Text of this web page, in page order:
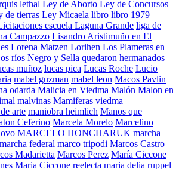
lethal Ley de Aborto Ley de Concursos
de tierras Ley Micaela libro libro 1979
escuela Laguna Grande liga de
Campazzo Lisandro Aristimuño en El
Lorena Matzen Lorihen Los Plameras en
ríos Negro y Sella quedaron hermanados
muñoz lucas pica Lucas Roche Lucio
mabel guzman mabel leon Macos Pavlin
odarda Malicia en Viedma Malón Malon en
malvinas Mamiferas viedma
arte maniobra heimlich Manos que
Ceferino Marcela Morelo Marcelino
MARCELO HONCHARUK marcha
marcha federal marco tripodi Marcos Castro
Madarietta Marcos Perez María Ciccone
Maria Ciccone reelecta maria delia ruppel